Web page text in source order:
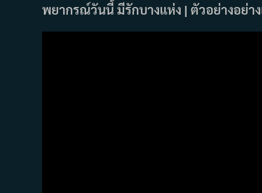
พยากรณ์วันนี้ มีรักบางแห่ง | ตัวอย่างอย่า